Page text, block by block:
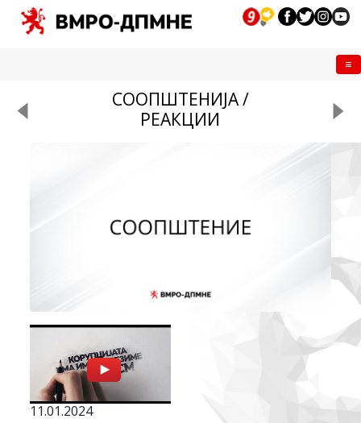
СООПШТЕНИЈА /
РЕАКЦИИ
11.01.2024